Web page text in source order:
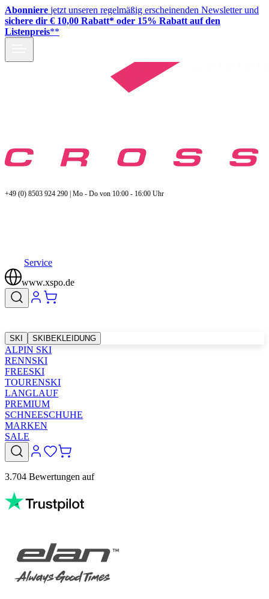
Abonniere jetzt unseren regelmäßig erscheinenden Newsletter und
sichere dir € 10,00 Rabatt* oder 15% Rabatt auf den
Listenpreis**
+49 (0) 8503 924 290 | Mo - Do von 10:00 - 16:00 Uhr
Service
www.xspo.de
SKI SKIBEKLEIDUNG
ALPIN SKI
RENNSKI
FREESKI
TOURENSKI
LANGLAUF
PREMIUM
SCHNEESCHUHE
MARKEN
SALE
3.704 Bewertungen auf